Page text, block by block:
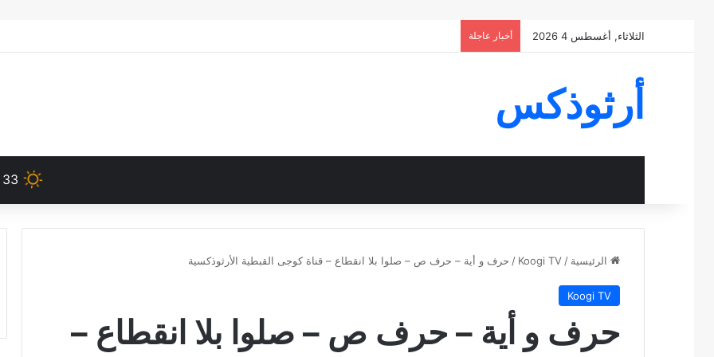
الثلاثاء, أغسطس 4 2026 أخبار عاجلة
أرثوذكس
33
الرئيسية /
Koogi TV
/ حرف و أية – حرف ص – صلوا بلا انقطاع – قناة كوجى القبطية الأرثوذكسية
Koogi TV
حرف و أية – حرف ص – صلوا بلا انقطاع –